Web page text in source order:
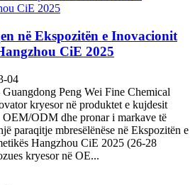
në Ekspozitën e Inovacionit
CiE 2025
04
Peng Wei Fine Chemical
kryesor në produktet e kujdesit
OEM/ODM dhe pronar i markave të
paraqitje mbresëlënëse në Ekspozitën e
Hangzhou CiE 2025 (26-28
kryesor në ‌OE...